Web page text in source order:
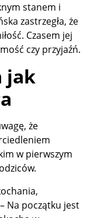
stanem i
zastrzegła, że
Czasem jej
czy przyjaźń.
jak
że
w pierwszym
Na początku jest